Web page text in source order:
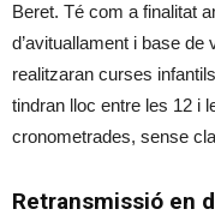
Beret. Té com a finalitat
d’avituallament i base
realitzaran curses
tindran lloc entre les 12 i
cronometrades, sense
Retransmissió en